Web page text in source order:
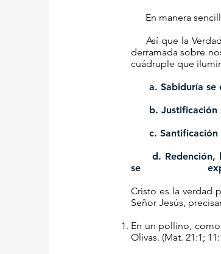
En manera
Así que la Verdad
derramada sobre
cuádruple que
a. Sabiduría se
b. Justificación
c. Santificación
d. Redención, lo
se expresará
Cristo es la verdad
Señor Jesús,
En un pollino,
Olivas. (Mat. 21:1;